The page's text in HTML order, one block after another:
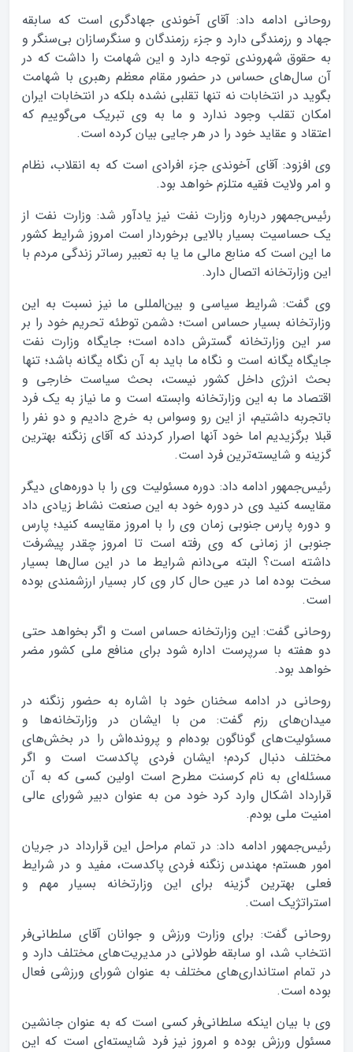
روحانی ادامه داد: آقای آخوندی جهادگری است که سابقه
جهاد و رزمندگی دارد و جزء رزمندگان و سنگرسازان بی‌سنگر و
به حقوق شهروندی توجه دارد و این شهامت را داشت که در
آن سال‌های حساس در حضور مقام معظم رهبری با شهامت
بگوید در انتخابات نه تنها تقلبی نشده بلکه در انتخابات ایران
امکان تقلب وجود ندارد و ما به وی تبریک می‌گوییم که
اعتقاد و عقاید خود را در هر جایی بیان کرده است.
وی افزود: آقای آخوندی جزء افرادی است که به انقلاب، نظام
و امر ولایت فقیه متلزم خواهد بود.
رئیس‌جمهور درباره وزارت نفت نیز یادآور شد: وزارت نفت از
یک حساسیت بسیار بالایی برخوردار است امروز شرایط کشور
ما این است که منابع مالی ما یا به تعبیر رساتر زندگی مردم با
این وزارتخانه اتصال دارد.
وی گفت: شرایط سیاسی و بین‌المللی ما نیز نسبت به این
وزارتخانه بسیار حساس است؛ دشمن توطئه تحریم خود را بر
سر این وزارتخانه گسترش داده است؛ جایگاه وزارت نفت
جایگاه یگانه است و نگاه ما باید به آن نگاه یگانه باشد؛ تنها
بحث انرژی داخل کشور نیست، بحث سیاست خارجی و
اقتصاد ما به این وزارتخانه وابسته است و ما نیاز به یک فرد
باتجربه داشتیم، از این رو وسواس به خرج دادیم و دو نفر را
قبلا برگزیدیم اما خود آنها اصرار کردند که آقای زنگنه بهترین
گزینه و شایسته‌ترین فرد است.
رئیس‌جمهور ادامه داد: دوره مسئولیت وی را با دوره‌های دیگر
مقایسه کنید وی در دوره خود به این صنعت نشاط زیادی داد
و دوره پارس جنوبی زمان وی را با امروز مقایسه کنید؛ پارس
جنوبی از زمانی که وی رفته است تا امروز چقدر پیشرفت
داشته است؟ البته می‌دانم شرایط ما در این سال‌ها بسیار
سخت بوده اما در عین حال کار وی کار بسیار ارزشمندی بوده
است.
روحانی گفت: این وزارتخانه حساس است و اگر بخواهد حتی
دو هفته با سرپرست اداره شود برای منافع ملی کشور مضر
خواهد بود.
روحانی در ادامه سخنان خود با اشاره به حضور زنگنه در
میدان‌های رزم گفت: من با ایشان در وزارتخانه‌ها و
مسئولیت‌های گوناگون بوده‌ام و پرونده‌اش را در بخش‌های
مختلف دنبال کردم؛ ایشان فردی پاکدست است و اگر
مسئله‌ای به نام کرسنت مطرح است اولین کسی که به آن
قرارداد اشکال وارد کرد خود من به عنوان دبیر شورای عالی
امنیت ملی بودم.
رئیس‌جمهور ادامه داد: در تمام مراحل این قرارداد در جریان
امور هستم؛ مهندس زنگنه فردی پاکدست، مفید و در شرایط
فعلی بهترین گزینه برای این وزارتخانه بسیار مهم و
استراتژیک است.
روحانی گفت: برای وزارت ورزش و جوانان آقای سلطانی‌فر
انتخاب شد، او سابقه طولانی در مدیریت‌های مختلف دارد و
در تمام استانداری‌های مختلف به عنوان شورای ورزشی فعال
بوده است.
وی با بیان اینکه سلطانی‌فر کسی است که به عنوان جانشین
مسئول ورزش بوده و امروز نیز فرد شایسته‌ای است که این